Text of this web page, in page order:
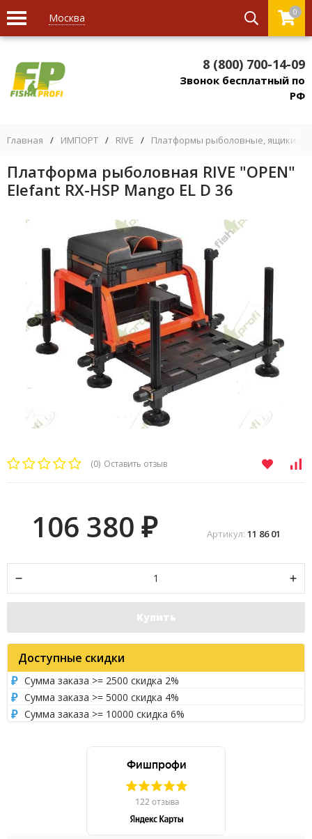
Москва 0
8 (800) 700-14-09
Звонок бесплатный по
РФ
Главная / ИМПОРТ / RIVE / Платформы рыболовные, ящики,
Платформа рыболовная RIVE "OPEN"
Elefant RX-HSP Mango EL D 36
(0) Оставить отзыв
Артикул: 11 86 01
106 380 ₽
Купить
Доступные скидки
Сумма заказа >= 2500 скидка 2%
Сумма заказа >= 5000 скидка 4%
Сумма заказа >= 10000 скидка 6%